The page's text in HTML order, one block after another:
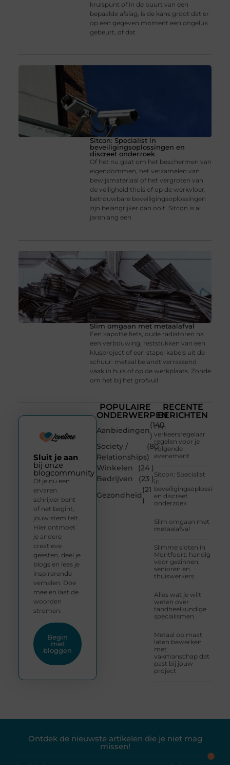
kruispunt of in de buurt van een
bepaalde afslag, is de kans groot dat er
op een gegeven moment een ongeluk
gebeurt, of dat
Sitcon: Specialist in
beveiligingsoplossingen en
discreet onderzoek
Of het nu gaat om het beschermen van
eigendommen, het verzamelen van
bewijsmateriaal of het vergroten van
de veiligheid thuis of op de werkvloer,
betrouwbare beveiligingsoplossingen
zijn belangrijker dan ooit. Sitcon is al
jarenlang een
Slim omgaan met metaalafval
Een kapotte fiets, oude radiatoren na
een verbouwing, reststukken van een
klusproject of een stapel kabels uit de
schuur: metaal belandt verrassend
vaak in huis of op de werkplaats. Zonde
om het bij het grofvuil
POPULAIRE
ONDERWERPEN
Aanbiedingen
(140
)
Society /
Relationships
(80
)
Winkelen
(24 )
Bedrijven
(23 )
Gezondheid
(21
)
RECENTE
BERICHTEN
Een
verkeersregelaar
regelen voor je
volgende
evenement
Sitcon: Specialist
in
beveiligingsoplossingen
en discreet
onderzoek
Slim omgaan met
metaalafval
Slimme sloten in
Montfoort: handig
voor gezinnen,
senioren en
thuiswerkers
Alles wat je wilt
weten over
tandheelkundige
specialismen
Metaal op maat
laten bewerken
met
vakmanschap dat
past bij jouw
project
Sluit je aan
bij onze
blogcommunity
Of je nu een
ervaren
schrijver bent
of net begint,
jouw stem telt.
Hier ontmoet
je andere
creatieve
geesten, deel je
blogs en lees je
inspirerende
verhalen. Doe
mee en laat de
woorden
stromen.
Begin
met
bloggen
Ontdek de nieuwste artikelen die je niet mag
missen!